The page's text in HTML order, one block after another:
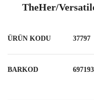
TheHer/
ÜRÜN KODU 37797
BARKOD